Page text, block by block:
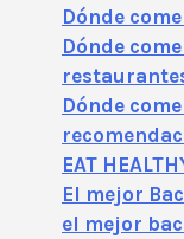
Dónde
Dónde
Dónde
EAT
El mejor
el mejor